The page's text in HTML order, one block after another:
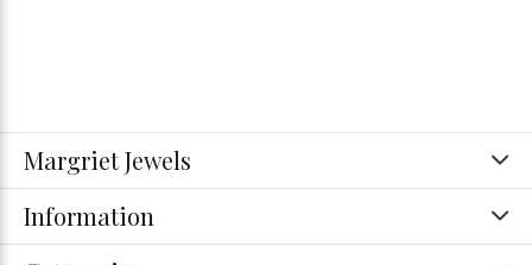
Margriet Jewels
Information